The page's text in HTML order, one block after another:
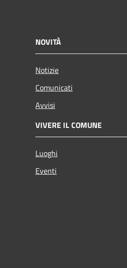
NOVITÀ
Notizie
Comunicati
Avvisi
VIVERE IL COMUNE
Luoghi
Eventi